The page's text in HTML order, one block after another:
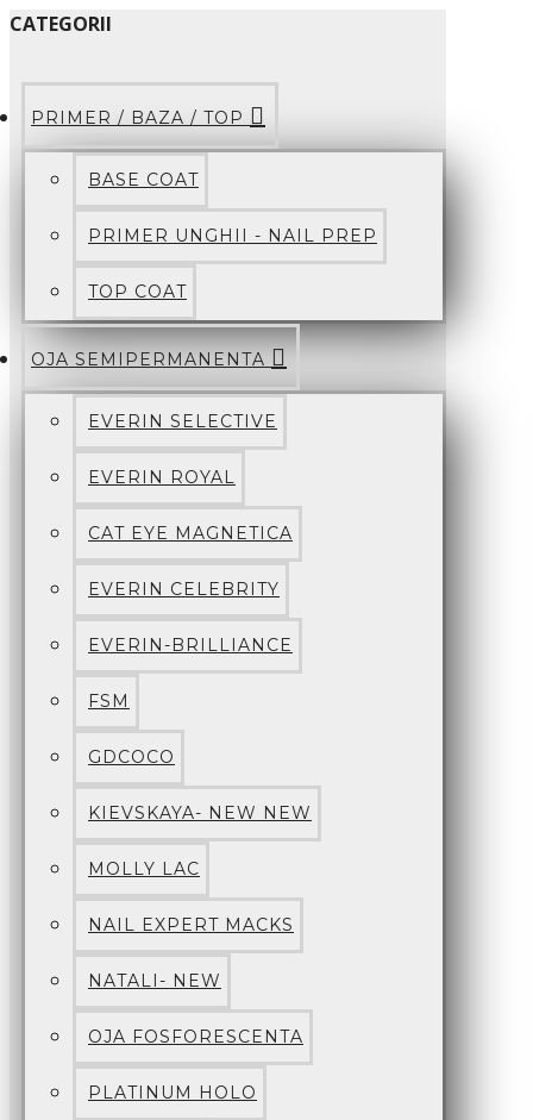
CATEGORII
PRIMER / BAZA / TOP
BASE COAT
PRIMER UNGHII - NAIL PREP
TOP COAT
OJA SEMIPERMANENTA
EVERIN SELECTIVE
EVERIN ROYAL
CAT EYE MAGNETICA
EVERIN CELEBRITY
EVERIN-BRILLIANCE
FSM
GDCOCO
KIEVSKAYA- NEW NEW
MOLLY LAC
NAIL EXPERT MACKS
NATALI- NEW
OJA FOSFORESCENTA
PLATINUM HOLO